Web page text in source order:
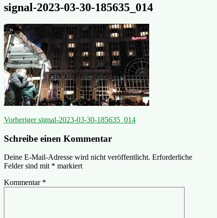
signal-2023-03-30-185635_014
Beitragsnavigation
Vorheriger Vorheriger
signal-2023-03-30-185635_014
Schreibe einen Kommentar
Deine E-Mail-Adresse wird nicht veröffentlicht. Erforderliche
Felder sind mit * markiert
Kommentar *